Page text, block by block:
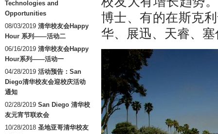
Technologies and
Opportunities
08/03/2019 清华校友会Happy
Hour 系列——活动二
06/16/2019 清华校友会Happy
Hour系列——活动一
04/28/2019 活动预告：San
Diego清华校友会迎校庆活动
通知
02/28/2019 San Diego 清华校
友元宵节联欢会
10/28/2018 圣地亚哥清华校友
博士、有的在斯克
华、展迅、天睿、